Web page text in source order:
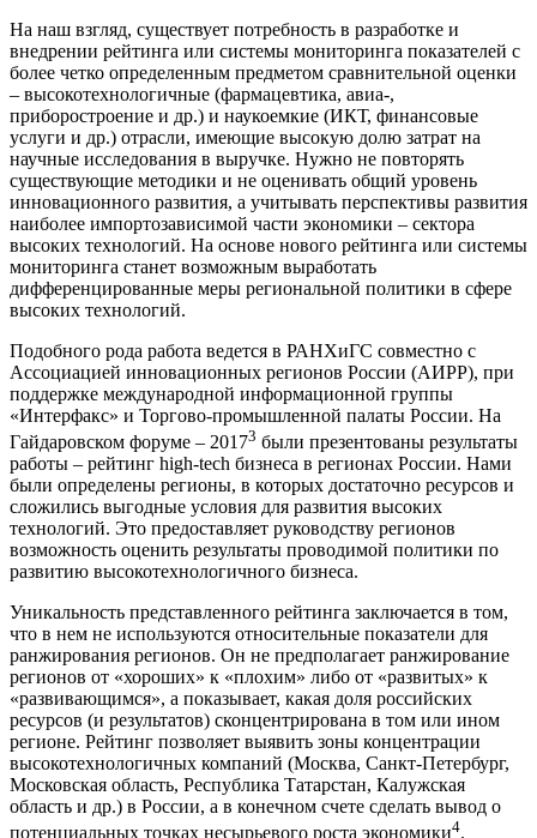
На наш взгляд, существует потребность в разработке и
внедрении рейтинга или системы мониторинга показателей с
более четко определенным предметом сравнительной оценки
– высокотехнологичные (фармацевтика, авиа-,
приборостроение и др.) и наукоемкие (ИКТ, финансовые
услуги и др.) отрасли, имеющие высокую долю затрат на
научные исследования в выручке. Нужно не повторять
существующие методики и не оценивать общий уровень
инновационного развития, а учитывать перспективы развития
наиболее импортозависимой части экономики – сектора
высоких технологий. На основе нового рейтинга или системы
мониторинга станет возможным выработать
дифференцированные меры региональной политики в сфере
высоких технологий.
Подобного рода работа ведется в РАНХиГС совместно с
Ассоциацией инновационных регионов России (АИРР), при
поддержке международной информационной группы
«Интерфакс» и Торгово-промышленной палаты России. На
Гайдаровском форуме – 20173 были презентованы результаты
работы – рейтинг high-tech бизнеса в регионах России. Нами
были определены регионы, в которых достаточно ресурсов и
сложились выгодные условия для развития высоких
технологий. Это предоставляет руководству регионов
возможность оценить результаты проводимой политики по
развитию высокотехнологичного бизнеса.
Уникальность представленного рейтинга заключается в том,
что в нем не используются относительные показатели для
ранжирования регионов. Он не предполагает ранжирование
регионов от «хороших» к «плохим» либо от «развитых» к
«развивающимся», а показывает, какая доля российских
ресурсов (и результатов) сконцентрирована в том или ином
регионе. Рейтинг позволяет выявить зоны концентрации
высокотехнологичных компаний (Москва, Санкт-Петербург,
Московская область, Республика Татарстан, Калужская
область и др.) в России, а в конечном счете сделать вывод о
потенциальных точках несырьевого роста экономики4.